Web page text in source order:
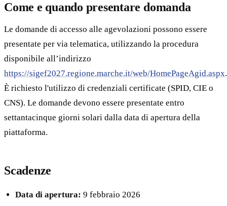
Come e quando presentare domanda
Le domande di accesso alle agevolazioni possono essere
presentate per via telematica, utilizzando la procedura
disponibile all’indirizzo
https://sigef2027.regione.marche.it/web/HomePageAgid.aspx.
È richiesto l'utilizzo di credenziali certificate (SPID, CIE o
CNS). Le domande devono essere presentate entro
settantacinque giorni solari dalla data di apertura della
piattaforma.
Scadenze
Data di apertura: 9 febbraio 2026